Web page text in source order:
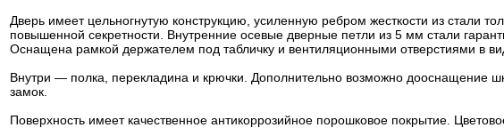
Дверь имеет цельногнутую конструкцию, усиленную ребром жесткости из стали
повышенной секретности. Внутренние осевые дверные петли из 5 мм стали
Оснащена рамкой держателем под табличку и вентиляционными отверстиями в
Внутри — полка, перекладина и крючки. Дополнительно возможно дооснащение
замок.
Поверхность имеет качественное антикоррозийное порошковое покрытие.